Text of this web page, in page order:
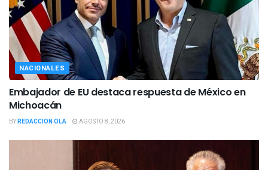
NACIONALES
Embajador de EU destaca respuesta de México en
Michoacán
BYREDACCION OLA AGOSTO 8, 2026